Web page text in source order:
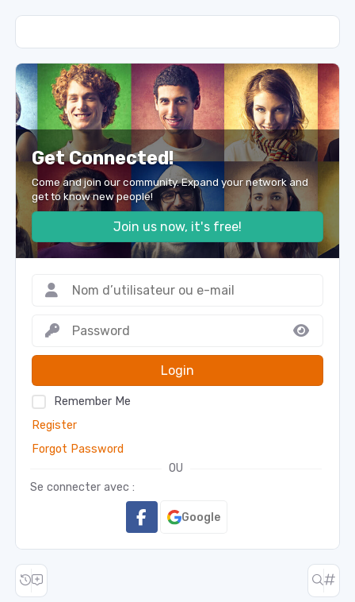
Get Connected!
Come and join our community. Expand your network and
get to know new people!
Join us now, it's free!
Login
Remember Me
Register
Forgot Password
OU
Se connecter avec :
Google